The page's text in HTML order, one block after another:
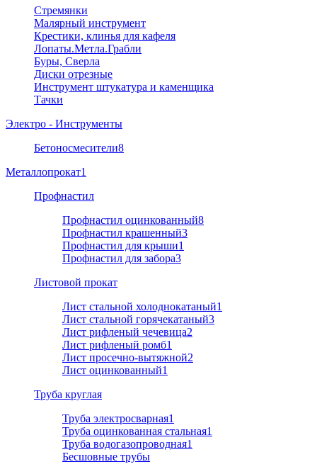
Стремянки
Малярный инструмент
Крестики, клинья для кафеля
Лопаты.Метла.Грабли
Буры, Сверла
Диски отрезные
Инструмент штукатура и каменщика
Тачки
Электро - Инструменты
Бетоносмесители8
Металлопрокат1
Профнастил
Профнастил оцинкованный8
Профнастил крашенный3
Профнастил для крыши1
Профнастил для забора3
Листовой прокат
Лист стальной холоднокатаный1
Лист стальной горячекатаный3
Лист рифленый чечевица2
Лист рифленый ромб1
Лист просечно-вытяжной2
Лист оцинкованный1
Труба круглая
Труба электросварная1
Труба оцинкованная стальная1
Труба водогазопроводная1
Бесшовные трубы